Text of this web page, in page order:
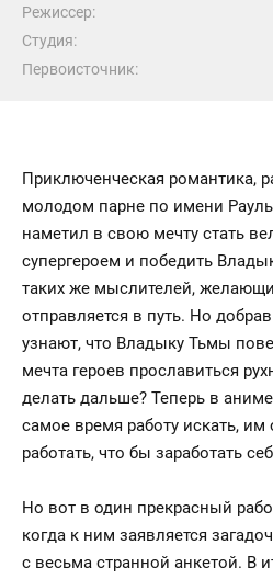
Режиссер:
Студия:
Первоисточник:
Приключенческая романтика,
молодом парне по имени
наметил в свою мечту стать
супергероем и победить
таких же мыслителей,
отправляется в путь. Но
узнают, что Владыку Тьмы
мечта героев прославиться
делать дальше? Теперь в
самое время работу искать, им
работать, что бы заработать
Но вот в один прекрасный
когда к ним заявляется
с весьма странной анкетой. В